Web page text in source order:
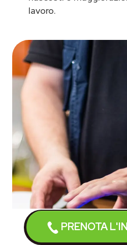
PRENOTA
lavoro.